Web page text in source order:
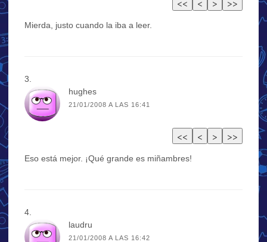
Mierda, justo cuando la iba a leer.
hughes
21/01/2008 A LAS 16:41
Eso está mejor. ¡Qué grande es miñambres!
laudru
21/01/2008 A LAS 16:42